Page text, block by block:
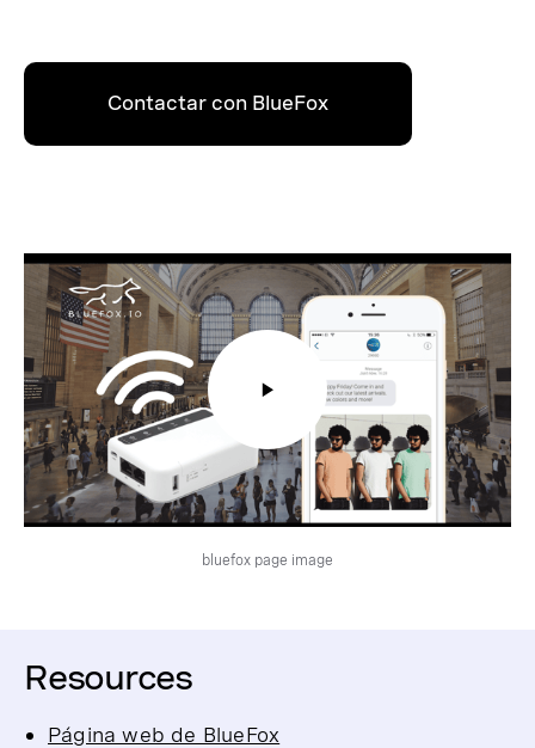
Contactar con BlueFox
bluefox page image
Resources
Página web de BlueFox